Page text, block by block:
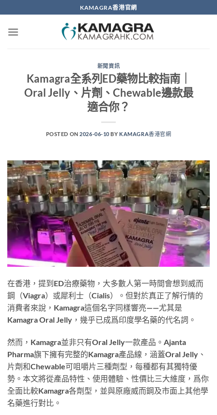
to
content
KAMAGRA香港官網
新聞資訊
Kamagra全系列ED藥物比較指南｜
Oral Jelly、片劑、Chewable邊款最
適合你？
POSTED ON2026-06-10 BYKAMAGRA香港官網
在香港，提到ED治療藥物，大多數人第一時間會想到威而
鋼（Viagra）或犀利士（Cialis）。但對於真正了解行情的
消費者來說，Kamagra這個名字同樣響亮——尤其是
Kamagra Oral Jelly，幾乎已成爲印度學名藥的代名詞。
然而，Kamagra並非只有Oral Jelly一款產品。Ajanta
Pharma旗下擁有完整的Kamagra產品線，涵蓋Oral Jelly、
片劑和Chewable可咀嚼片三種劑型，每種都有其獨特優
勢。本文將從產品特性、使用體驗、性價比三大維度，爲你
全面比較Kamagra各劑型，並與原廠威而鋼及市面上其他學
名藥進行對比。